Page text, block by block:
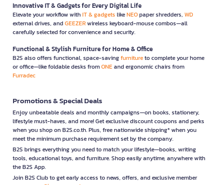
Innovative IT & Gadgets for Every Digital Life
Elevate your workflow withIT & gadgets likeNEOpaper shredders, WD
external drives, andGEEZERwireless keyboard-mouse combos—all
carefully selected for convenience and security.
Functional & Stylish Furniture for Home & Office
B2S also offers functional, space-savingfurnitureto complete your home
or office—like foldable desks fromONEand ergonomic chairs from
Furradec
Promotions & Special Deals
Enjoy unbeatable deals and monthly campaigns—on books, stationery,
lifestyle must-haves, and more! Get exclusive discount coupons and perks
when you shop on B2S.co.th. Plus, free nationwide shipping* when you
meet the minimum purchase requirement set by the company.
B2S brings everything you need to match your lifestyle—books, writing
tools, educational toys, and furniture. Shop easily anytime, anywhere with
the B2S App.
Join B2S Club to get early access to news, offers, and exclusive member